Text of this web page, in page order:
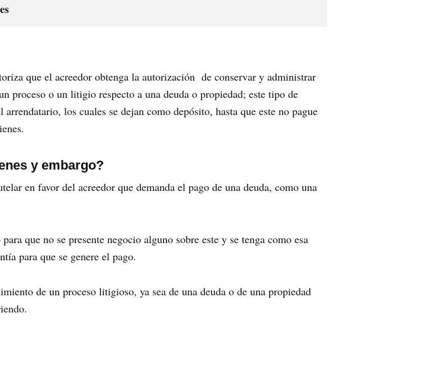
que el acreedor obtenga la autorización de conservar y administrar
proceso o un litigio respecto a una deuda o propiedad; este tipo de
los cuales se dejan como depósito, hasta que este no pague
y embargo?
en favor del acreedor que demanda el pago de una deuda, como una
que no se presente negocio alguno sobre este y se tenga como esa
para que se genere el pago.
de un proceso litigioso, ya sea de una deuda o de una propiedad